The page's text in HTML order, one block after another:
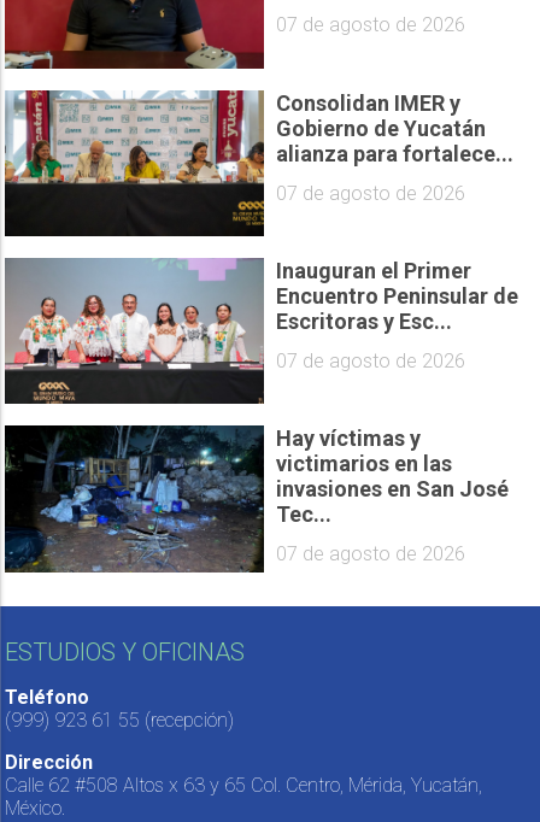
07 de agosto de 2026
Consolidan IMER y
Gobierno de Yucatán
alianza para fortalece...
07 de agosto de 2026
Inauguran el Primer
Encuentro Peninsular de
Escritoras y Esc...
07 de agosto de 2026
Hay víctimas y
victimarios en las
invasiones en San José
Tec...
07 de agosto de 2026
ESTUDIOS Y OFICINAS
Teléfono
(999) 923 61 55 (recepción)
Dirección
Calle 62 #508 Altos x 63 y 65 Col. Centro, Mérida, Yucatán,
México.